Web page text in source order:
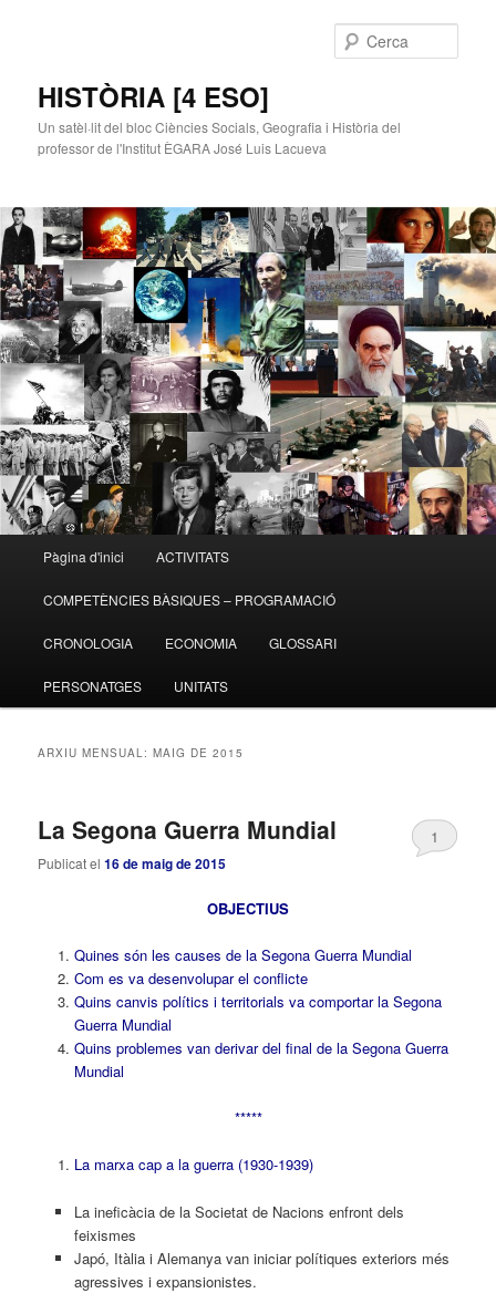
HISTÒRIA [4 ESO]
Un satèl·lit del bloc Ciències Socials, Geografia i Història del
professor de l'Institut ÈGARA José Luis Lacueva
Aneu
al
contingut
Aneu
al
contingut
Pàgina d'inici ACTIVITATS
COMPETÈNCIES BÀSIQUES – PROGRAMACIÓ
CRONOLOGIA ECONOMIA GLOSSARI
PERSONATGES UNITATS
ARXIU MENSUAL:MAIG DE 2015
La Segona Guerra Mundial
Publicat el16 de maig de 2015
1
OBJECTIUS
Quines són les causes de la Segona Guerra Mundial
Com es va desenvolupar el conflicte
Quins canvis polítics i territorials va comportar la Segona
Guerra Mundial
Quins problemes van derivar del final de la Segona Guerra
Mundial
*****
La marxa cap a la guerra (1930-1939)
La ineficàcia de la Societat de Nacions enfront dels
feixismes
Japó, Itàlia i Alemanya van iniciar polítiques exteriors més
agressives i expansionistes.